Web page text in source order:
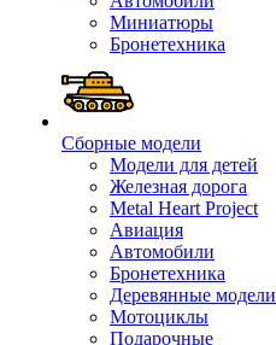
Миниатюры
Бронетехника
Сборные модели
Модели для детей
Железная дорога
Metal Heart Project
Авиация
Автомобили
Бронетехника
Деревянные модели
Мотоциклы
Подарочные